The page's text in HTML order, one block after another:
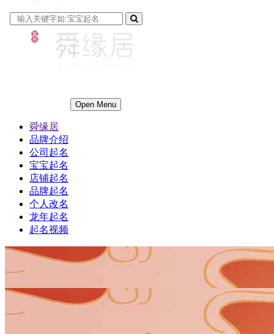
Open Menu
舜缘居
品牌介绍
公司起名
宝宝起名
店铺起名
品牌起名
个人改名
龙年起名
起名视频